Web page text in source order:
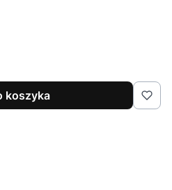
koszyka